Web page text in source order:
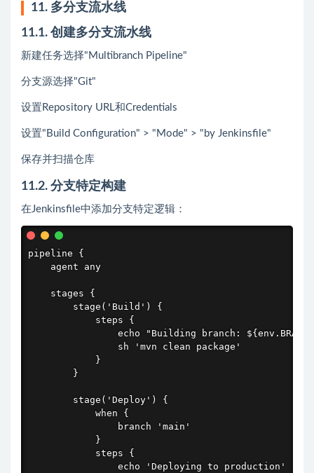
11. 多分支流水线
11.1. 创建多分支流水线
新建任务选择"Multibranch Pipeline"
分支源选择"Git"
设置Repository URL和Credentials
设置"Build Configuration" > "Mode" > "by Jenkinsfile"
保存并扫描仓库
11.2. 分支特定构建
在Jenkinsfile中添加分支特定逻辑：
pipeline {
    agent any
    stages {
        stage('Build') {
            steps {
echo "Building branch:
                sh 'mvn clean package'
            }
        }
        stage('Deploy') {
            when {
                branch 'main'
            }
            steps {
                echo 'Deploying to production'